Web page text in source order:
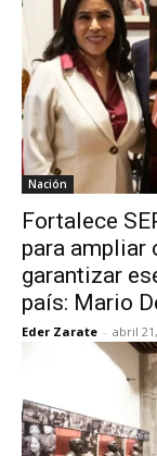
Nación
Fortalece
para ampliar
garantizar
país: Mario
Eder Zarate - abril